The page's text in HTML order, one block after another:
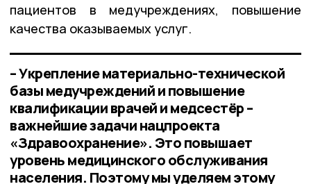
пациентов в медучреждениях, повышение
качества оказываемых услуг.
– Укрепление материально-технической
базы медучреждений и повышение
квалификации врачей и медсестёр –
важнейшие задачи нацпроекта
«Здравоохранение». Это повышает
уровень медицинского обслуживания
населения. Поэтому мы уделяем этому